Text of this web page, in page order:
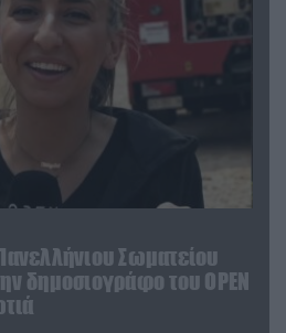
Σωματείου
δημοσιογράφο του OPEN